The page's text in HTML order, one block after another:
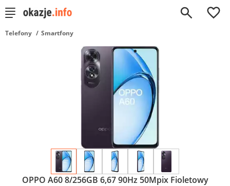
0
Telefony Smartfony
OPPO A60 8/256GB 6,67 90Hz 50Mpix Fioletowy